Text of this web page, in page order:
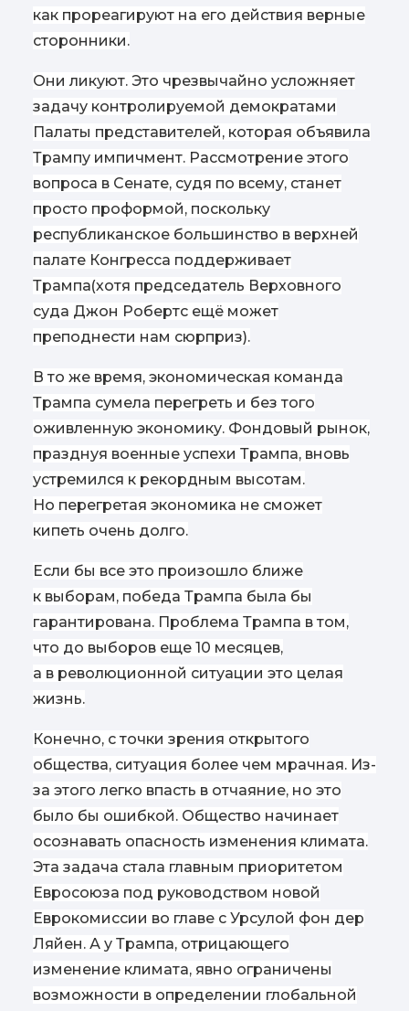
как прореагируют на его действия верные
сторонники.
Они ликуют. Это чрезвычайно усложняет
задачу контролируемой демократами
Палаты представителей, которая объявила
Трампу импичмент. Рассмотрение этого
вопроса в Сенате, судя по всему, станет
просто проформой, поскольку
республиканское большинство в верхней
палате Конгресса поддерживает
Трампа(хотя председатель Верховного
суда Джон Робертс ещё может
преподнести нам сюрприз).
В то же время, экономическая команда
Трампа сумела перегреть и без того
оживленную экономику. Фондовый рынок,
празднуя военные успехи Трампа, вновь
устремился к рекордным высотам.
Но перегретая экономика не сможет
кипеть очень долго.
Если бы все это произошло ближе
к выборам, победа Трампа была бы
гарантирована. Проблема Трампа в том,
что до выборов еще 10 месяцев,
а в революционной ситуации это целая
жизнь.
Конечно, с точки зрения открытого
общества, ситуация более чем мрачная. Из-
за этого легко впасть в отчаяние, но это
было бы ошибкой. Общество начинает
осознавать опасность изменения климата.
Эта задача стала главным приоритетом
Евросоюза под руководством новой
Еврокомиссии во главе с Урсулой фон дер
Ляйен. А у Трампа, отрицающего
изменение климата, явно ограничены
возможности в определении глобальной